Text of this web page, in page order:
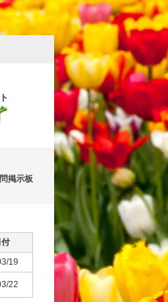
掲示板
付
19
22